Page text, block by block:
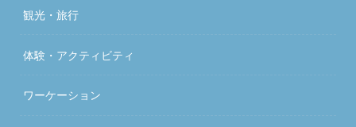
観光・旅行
体験・アクティビティ
ワーケーション